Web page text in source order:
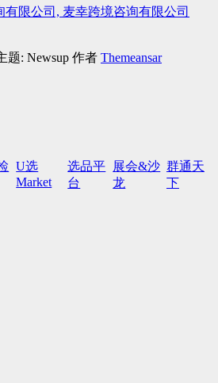
有限公司, 麦幸跨境咨询有限公司
题: Newsup 作者 Themeansar
U选
Market
选品平
台
展会&沙
龙
群通天
下